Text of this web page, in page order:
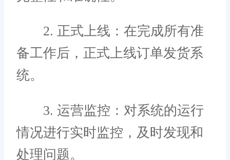
2. 正式上线：在完成所有准
备工作后，正式上线订单发货系
统。
3. 运营监控：对系统的运行
情况进行实时监控，及时发现和
处理问题。